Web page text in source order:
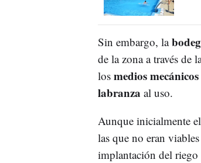
Sin embargo, la
de la zona a través
los medios mecánicos
labranza al uso.
Aunque inicialmente el
las que no eran
implantación del